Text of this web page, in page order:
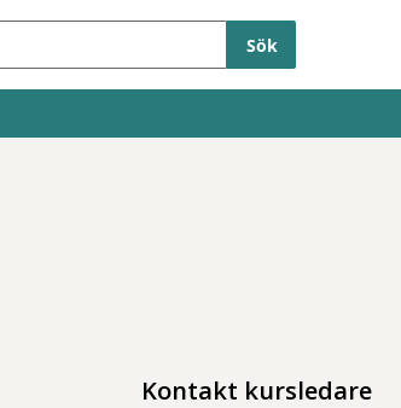
Kontakt kursledare